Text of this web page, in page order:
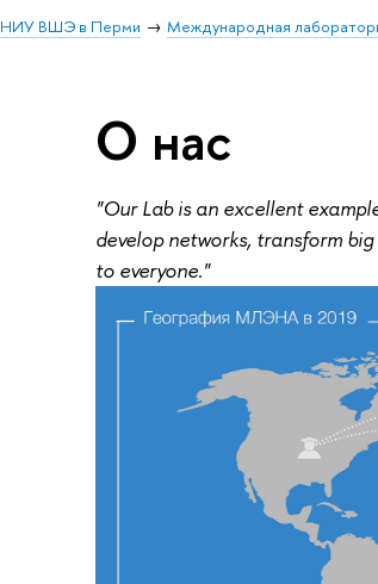
НИУ ВШЭ в Перми Международная
О нас
"Our Lab is an excellent
develop networks, transform
to everyone."